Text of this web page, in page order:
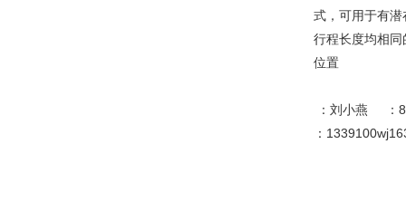
式，可用于
行程长度均相
位置
：刘小燕 ：
：